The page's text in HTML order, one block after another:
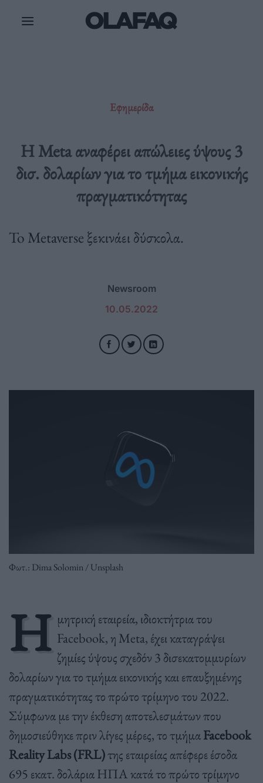
Εφημερίδα
Η Meta αναφέρει απώλειες ύψους 3
δισ. δολαρίων για το τμήμα εικονικής
πραγματικότητας
To Metaverse ξεκινάει δύσκολα.
Newsroom
10.05.2022
Φωτ.: Dima Solomin / Unsplash
Η μητρική εταιρεία, ιδιοκτήτρια του
Facebook, η Meta, έχει καταγράψει
ζημίες ύψους σχεδόν 3 δισεκατομμυρίων
δολαρίων για το τμήμα εικονικής και επαυξημένης
πραγματικότητας το πρώτο τρίμηνο του 2022.
Σύμφωνα με την έκθεση αποτελεσμάτων που
δημοσιεύθηκε πριν λίγες μέρες, το τμήμαFacebook
Reality Labs (FRL)της εταιρείας απέφερε έσοδα
695 εκατ. δολάρια ΗΠΑ κατά το πρώτο τρίμηνο